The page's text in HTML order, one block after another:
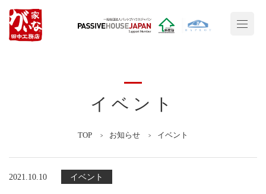
イベント
TOP お知らせ イベント
2021.10.10 イベント